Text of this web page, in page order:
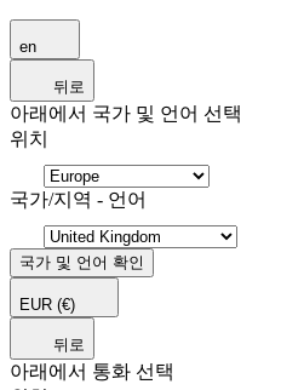
en
뒤로
아래에서 국가 및 언어 선택
위치
국가/지역 - 언어
국가 및 언어 확인
EUR (€)
뒤로
아래에서 통화 선택